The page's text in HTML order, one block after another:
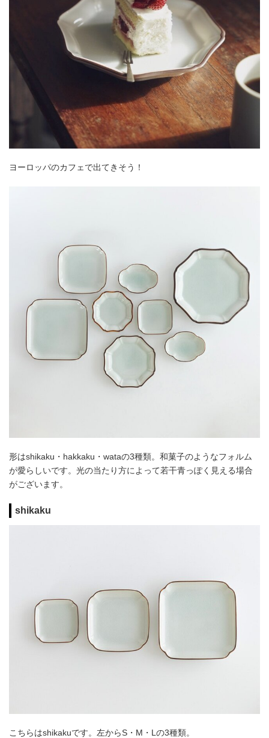
ヨーロッパのカフェで出てきそう！
形はshikaku・hakkaku・wataの3種類。和菓子のようなフォルム
が愛らしいです。光の当たり方によって若干青っぽく見える場合
がございます。
shikaku
こちらはshikakuです。左からS・M・Lの3種類。